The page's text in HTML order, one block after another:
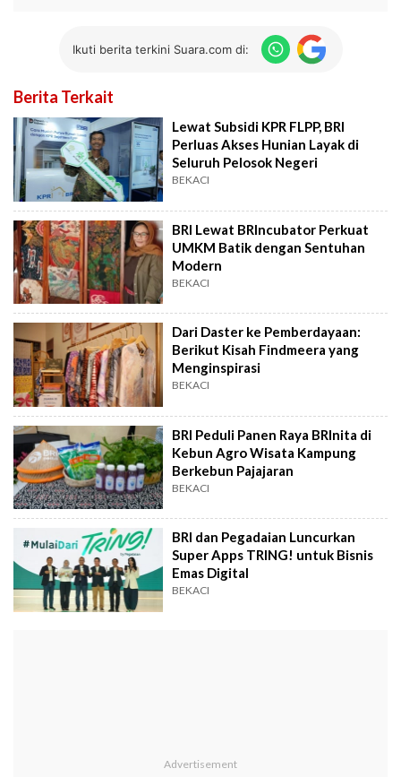
Ikuti berita terkini Suara.com di:
Berita Terkait
Lewat Subsidi KPR FLPP, BRI
Perluas Akses Hunian Layak di
Seluruh Pelosok Negeri
BEKACI
BRI Lewat BRIncubator Perkuat
UMKM Batik dengan Sentuhan
Modern
BEKACI
Dari Daster ke Pemberdayaan:
Berikut Kisah Findmeera yang
Menginspirasi
BEKACI
BRI Peduli Panen Raya BRInita di
Kebun Agro Wisata Kampung
Berkebun Pajajaran
BEKACI
BRI dan Pegadaian Luncurkan
Super Apps TRING! untuk Bisnis
Emas Digital
BEKACI